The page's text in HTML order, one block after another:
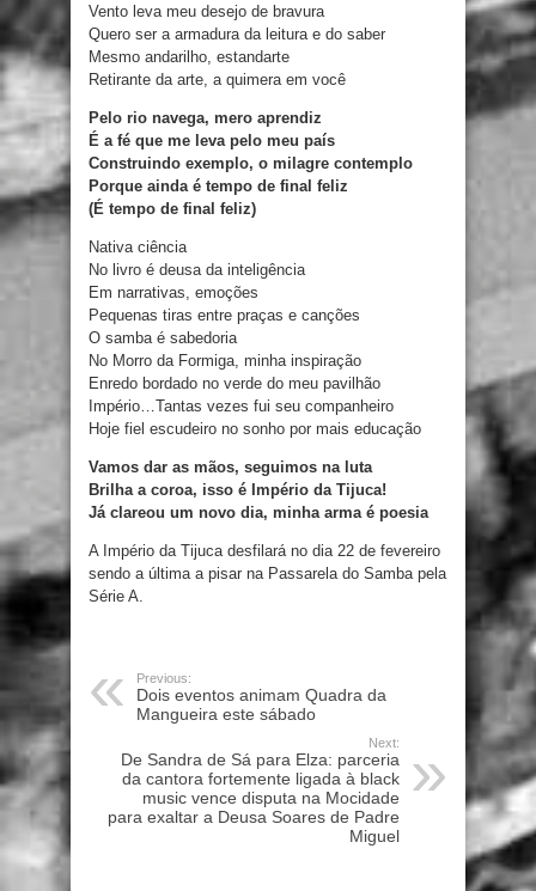
Vento leva meu desejo de bravura
Quero ser a armadura da leitura e do saber
Mesmo andarilho, estandarte
Retirante da arte, a quimera em você
Pelo rio navega, mero aprendiz
É a fé que me leva pelo meu país
Construindo exemplo, o milagre contemplo
Porque ainda é tempo de final feliz
(É tempo de final feliz)
Nativa ciência
No livro é deusa da inteligência
Em narrativas, emoções
Pequenas tiras entre praças e canções
O samba é sabedoria
No Morro da Formiga, minha inspiração
Enredo bordado no verde do meu pavilhão
Império…Tantas vezes fui seu companheiro
Hoje fiel escudeiro no sonho por mais educação
Vamos dar as mãos, seguimos na luta
Brilha a coroa, isso é Império da Tijuca!
Já clareou um novo dia, minha arma é poesia
A Império da Tijuca desfilará no dia 22 de fevereiro
sendo a última a pisar na Passarela do Samba pela
Série A.
Previous:
Dois eventos animam Quadra da
Mangueira este sábado
Next:
De Sandra de Sá para Elza: parceria
da cantora fortemente ligada à black
music vence disputa na Mocidade
para exaltar a Deusa Soares de Padre
Miguel